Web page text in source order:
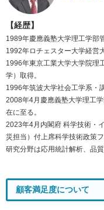
【経歴】
1989年慶應義塾大学理工学部
1992年ロチェスター大学経営
1996年東京工業大学大学院理
学）取得。
1996年筑波大学社会工学系・
2008年4月慶應義塾大学理工
在に至る。
2023年4月内閣府 科学技術・
災担当）付上席科学技術政策
研究分野は応用統計解析、品
顧客満足度について